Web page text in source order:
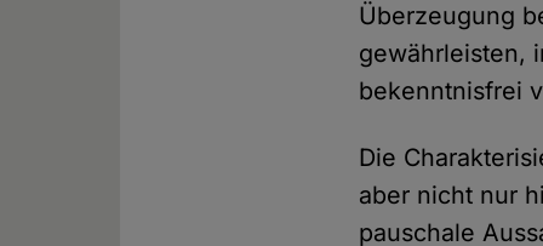
Überzeugung
gewährleisten,
bekenntnisfrei
Die
aber nicht nur
pauschale